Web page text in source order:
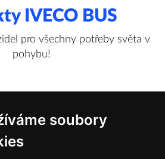
soubory
IVECO BUS
pro všechny potřeby světa v
pohybu!